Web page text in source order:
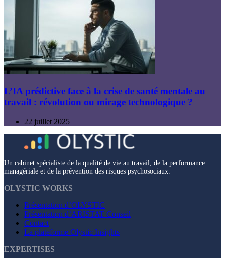
L’IA prédictive face à la crise de santé mentale au
travail : révolution ou mirage technologique ?
22 juillet 2025
Un cabinet spécialiste de la qualité de vie au travail, de la performance
managériale et de la prévention des risques psychosociaux.
OLYSTIC WORKS
Présentation d’OLYSTIC
Présentation d’ARISTAT Conseil
Contact
La plateforme Olystic Insights
EXPERTISES